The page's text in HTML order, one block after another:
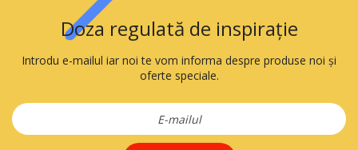
Doza regulată de inspirație
Introdu e-mailul iar noi te vom informa despre produse noi și
oferte speciale.